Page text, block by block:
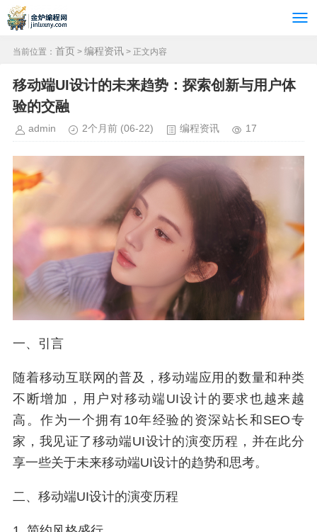
当前位置： 首页 > 编程资讯 > 正文内容
移动端UI设计的未来趋势：探索创新与用户体
验的交融
admin 2个月前 (06-22) 编程资讯 17
一、引言
随着移动互联网的普及，移动端应用的数量和种类
不断增加，用户对移动端UI设计的要求也越来越
高。作为一个拥有10年经验的资深站长和SEO专
家，我见证了移动端UI设计的演变历程，并在此分
享一些关于未来移动端UI设计的趋势和思考。
二、移动端UI设计的演变历程